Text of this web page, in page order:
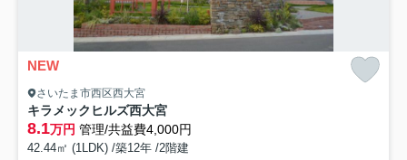
NEW
さいたま市西区西大宮
キラメックヒルズ西大宮
8.1万円 管理/共益費4,000円
42.44㎡ (1LDK) /築12年 /2階建